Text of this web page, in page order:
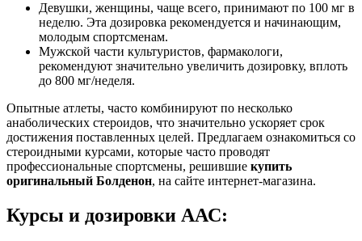
Девушки, женщины, чаще всего, принимают по 100 мг в
неделю. Эта дозировка рекомендуется и начинающим,
молодым спортсменам.
Мужской части культуристов, фармакологи,
рекомендуют значительно увеличить дозировку, вплоть
до 800 мг/неделя.
Опытные атлеты, часто комбинируют по несколько
анаболических стероидов, что значительно ускоряет срок
достижения поставленных целей. Предлагаем ознакомиться со
стероидными курсами, которые часто проводят
профессиональные спортсмены, решившие купить
оригинальный Болденон, на сайте интернет-магазина.
Курсы и дозировки ААС: